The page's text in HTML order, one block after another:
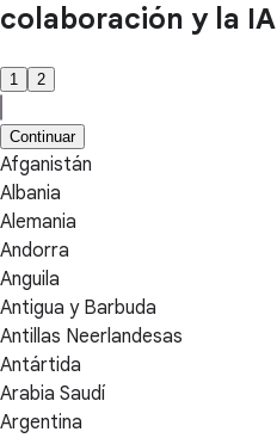
colaboración y la IA
1 2
Continuar
Afganistán
Albania
Alemania
Andorra
Anguila
Antigua y Barbuda
Antillas Neerlandesas
Antártida
Arabia Saudí
Argentina